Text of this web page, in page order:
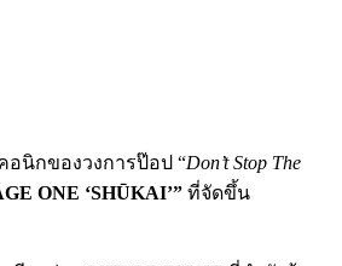
อนิกของวงการป๊อป “Don’t Stop The
ONE ‘SHŪKAI’” ที่จัดขึ้น